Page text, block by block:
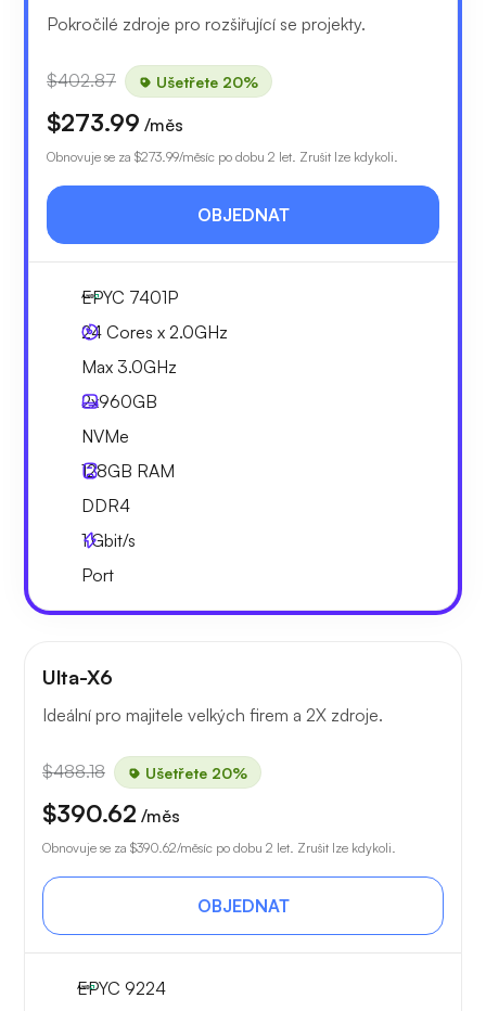
Pokročilé zdroje pro rozšiřující se projekty.
$402.87 Ušetřete 20%
$273.99 /měs
Obnovuje se za $273.99/měsíc po dobu 2 let. Zrušit lze kdykoli.
OBJEDNAT
EPYC 7401P
24 Cores x 2.0GHz
Max 3.0GHz
2x960GB
NVMe
128GB RAM
DDR4
1Gbit/s
Port
Ulta-X6
Ideální pro majitele velkých firem a 2X zdroje.
$488.18 Ušetřete 20%
$390.62 /měs
Obnovuje se za $390.62/měsíc po dobu 2 let. Zrušit lze kdykoli.
OBJEDNAT
EPYC 9224